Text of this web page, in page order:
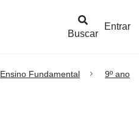
Buscar
Entrar
Ensino Fundamental 9º ano